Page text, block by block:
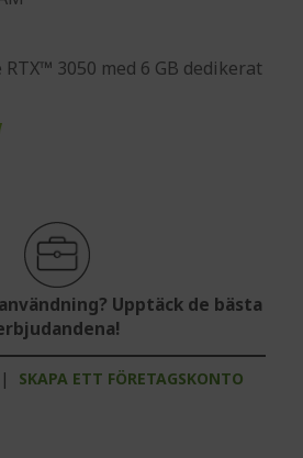
3050 med 6 GB dedikerat
Upptäck de bästa
| SKAPA ETT FÖRETAGSKONTO